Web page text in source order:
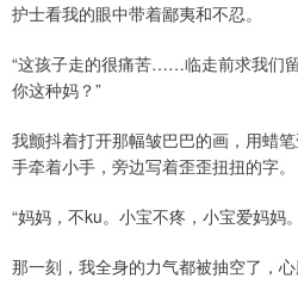
护士看我的眼中带着鄙夷和不忍。
“这孩子走的很痛苦……临走前求我们
你这种妈？”
我颤抖着打开那幅皱巴巴的画，用蜡
手牵着小手，旁边写着歪歪扭扭的字。
“妈妈，不ku。小宝不疼，小宝爱妈妈
那一刻，我全身的力气都被抽空了，心